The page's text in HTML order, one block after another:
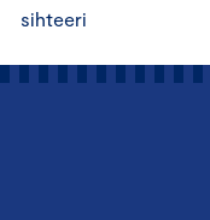
sihteeri